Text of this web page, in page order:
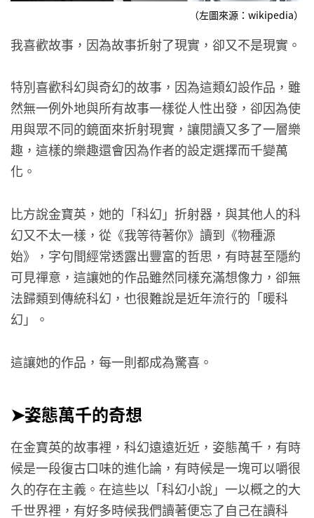
（左圖來源：wikipedia）
我喜歡故事，因為故事折射了現實，卻又不是現實。
特別喜歡科幻與奇幻的故事，因為這類幻設作品，雖
然無一例外地與所有故事一樣從人性出發，卻因為使
用與眾不同的鏡面來折射現實，讓閱讀又多了一層樂
趣，這樣的樂趣還會因為作者的設定選擇而千變萬
化。
比方說金寶英，她的「科幻」折射器，與其他人的科
幻又不太一樣，從《我等待著你》讀到《物種源
始》，字句間經常透露出豐富的哲思，有時甚至隱約
可見禪意，這讓她的作品雖然同樣充滿想像力，卻無
法歸類到傳統科幻，也很難說是近年流行的「暖科
幻」。
這讓她的作品，每一則都成為驚喜。
➤姿態萬千的奇想
在金寶英的故事裡，科幻遠遠近近，姿態萬千，有時
候是一段復古口味的進化論，有時候是一塊可以嚼很
久的存在主義。在這些以「科幻小說」一以概之的大
千世界裡，有好多時候我們讀著便忘了自己在讀科